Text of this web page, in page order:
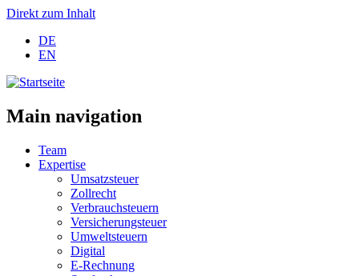
Direkt zum Inhalt
DE
EN
Main navigation
Team
Expertise
Umsatzsteuer
Zollrecht
Verbrauchsteuern
Versicherungsteuer
Umweltsteuern
Digital
E-Rechnung